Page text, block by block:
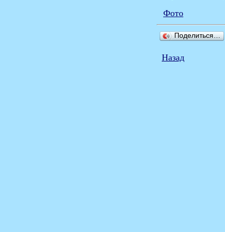
Фото
Поделиться…
Назад